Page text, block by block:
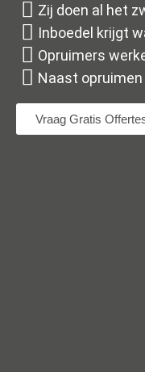
Zij doen al het
Inboedel krijgt
Opruimers
Naast
Vraag Gratis